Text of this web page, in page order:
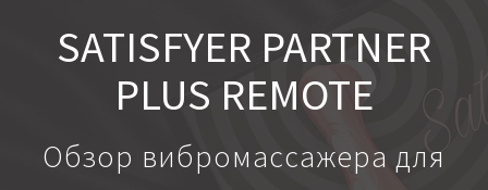
SATISFYER PARTNER
PLUS REMOTE
Обзор вибромассажера для